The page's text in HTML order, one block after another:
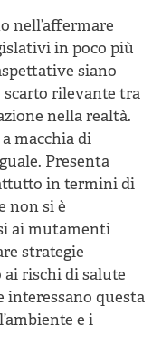
nell’affermare
in poco più
siano
scarto rilevante tra
nella realtà.
macchia di
Presenta
in termini di
non si è
ai mutamenti
strategie
rischi di salute
interessano questa
e i